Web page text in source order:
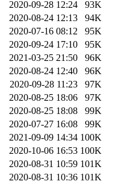
2020-09-28 12:24
93K
2020-08-24 12:13
94K
2020-07-16 08:12
95K
2020-09-24 17:10
95K
2021-03-25 21:50
96K
2020-08-24 12:40
96K
2020-09-28 11:23
97K
2020-08-25 18:06
97K
2020-08-25 18:08
99K
2020-07-27 16:08
99K
2021-09-09 14:34 100K
2020-10-06 16:53 100K
2020-08-31 10:59 101K
2020-08-31 10:36 101K